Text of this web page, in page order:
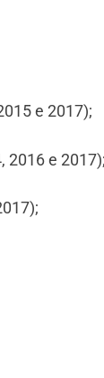
e 2017);
2016 e 2017);